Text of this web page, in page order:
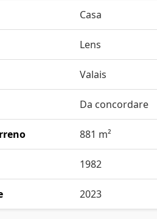
Casa
Lens
Valais
Da concordare
881 m²
1982
2023